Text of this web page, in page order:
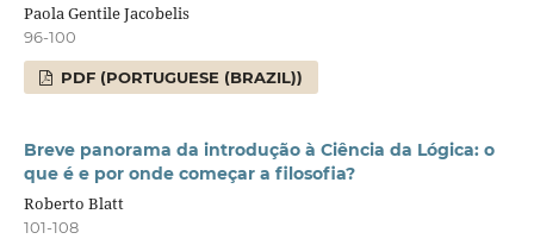
Paola Gentile Jacobelis
96-100
PDF (PORTUGUESE (BRAZIL))
Breve panorama da introdução à Ciência da Lógica: o
que é e por onde começar a filosofia?
Roberto Blatt
101-108